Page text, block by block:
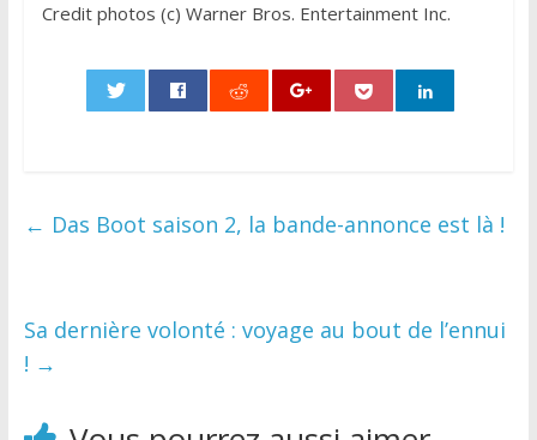
Credit photos (c) Warner Bros. Entertainment Inc.
← Das Boot saison 2, la bande-annonce est là !
Sa dernière volonté : voyage au bout de l’ennui
! →